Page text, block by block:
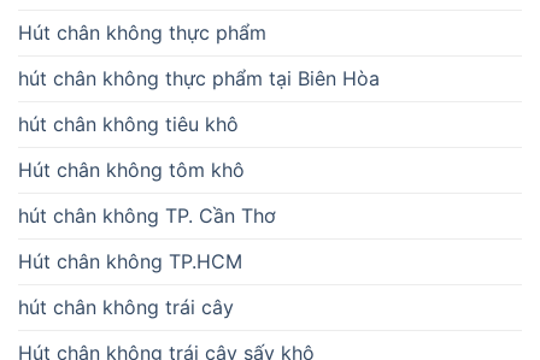
Hút chân không thực phẩm
hút chân không thực phẩm tại Biên Hòa
hút chân không tiêu khô
Hút chân không tôm khô
hút chân không TP. Cần Thơ
Hút chân không TP.HCM
hút chân không trái cây
Hút chân không trái cây sấy khô